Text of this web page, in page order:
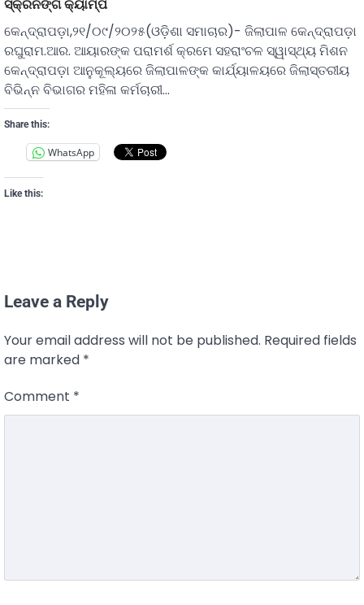
ସ୍କ୍ରିନିଙ୍ଗ କ୍ୟାମ୍ପ
କେନ୍ଦ୍ରାପଡ଼ା,୨୧/୦୯/୨୦୨୫(ଓଡ଼ିଶା ସମାଚାର)- ଜିଲାପାଳ କେନ୍ଦ୍ରାପଡ଼ା
ରଘୁରାମ.ଆର. ଆୟାରଙ୍କ ପରାମର୍ଶ କ୍ରମେ ସହରାଂଚଳ ସ୍ୱାସ୍ଥ୍ୟ ମିଶନ
କେନ୍ଦ୍ରାପଡ଼ା ଆନୁକୂଲ୍ୟରେ ଜିଲାପାଳଙ୍କ କାର୍ଯ୍ୟାଳୟରେ ଜିଲାସ୍ତରୀୟ
ବିଭିନ୍ନ ବିଭାଗର ମହିଳା କର୍ମଚାରୀ…
Share this:
WhatsApp
Like this:
Leave a Reply
Your email address will not be published. Required fields
are marked *
Comment *